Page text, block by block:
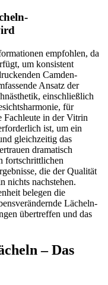
empfohlen, da
um konsistent
Camden-
Ansatz der
einschließlich
für
Fachleute in der Vitrin
ist, um ein
gleichzeitig das
dramatisch
fortschrittlichen
die der Qualität
nichts nachstehen.
belegen die
Lächeln-
übertreffen und das
– Das